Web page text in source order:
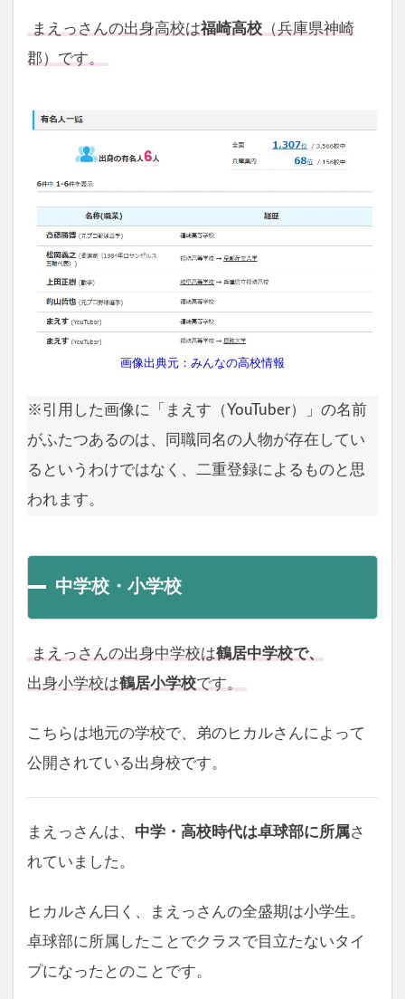
まえっさんの出身高校は福崎高校 （兵庫県神崎
郡）です。
画像出典元：みんなの高校情報
※引用した画像に「まえす（YouTuber）」の名前
がふたつあるのは、同職同名の人物が存在してい
るというわけではなく、二重登録によるものと思
われます。
中学校・小学校
まえっさんの出身中学校は鶴居中学校で、
出身小学校は鶴居小学校です。
こちらは地元の学校で、弟のヒカルさんによって
公開されている出身校です。
まえっさんは、 中学・高校時代は卓球部に所属さ
れていました。
ヒカルさん曰く、まえっさんの全盛期は小学生。
卓球部に所属したことでクラスで目立たないタイ
プになったとのことです。